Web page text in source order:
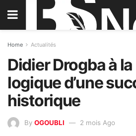
Home Actualités
Didier Drogba à la
logique d’une
historique
By OGOUBLI 2 mois Ago